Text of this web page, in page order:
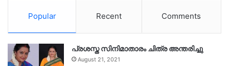
Popular Recent Comments
പ്രശസ്ത സിനിമാതാരം ചിത്ര അന്തരിച്ചു
August 21, 2021